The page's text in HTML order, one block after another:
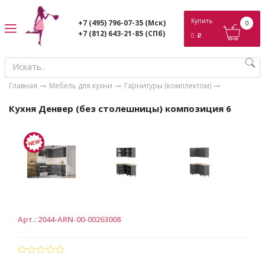
+7 (495) 796-07-35 (Мск)
+7 (812) 643-21-85 (СПб)
Купить
0 p
0
Главная Мебель для кухни Гарнитуры (комплектом)
Кухня Денвер (без столешницы) композиция 6
Арт.: 2044-ARN-00-00263008